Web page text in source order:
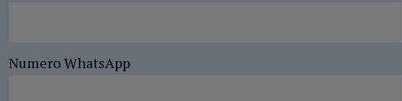
Numero WhatsApp